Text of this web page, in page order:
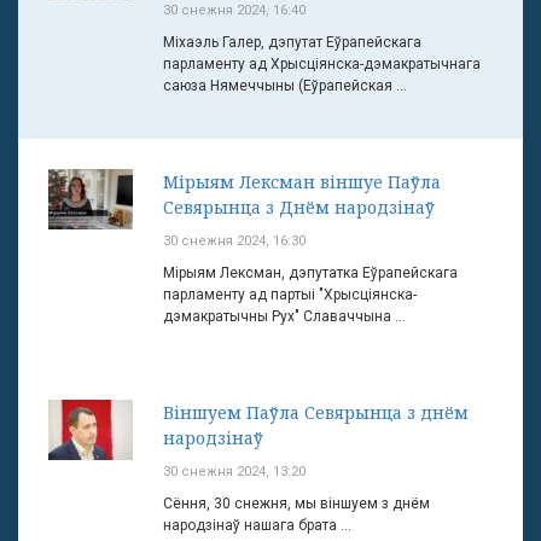
30 снежня 2024, 16:40
Міхаэль Галер, дэпутат Еўрапейскага
парламенту ад Хрысціянска-дэмакратычнага
саюза Нямеччыны (Еўрапейская ...
Мірыям Лексман віншуе Паўла
Севярынца з Днём народзінаў
30 снежня 2024, 16:30
Мірыям Лексман, дэпутатка Еўрапейскага
парламенту ад партыі "Хрысціянска-
дэмакратычны Рух" Славаччына ...
Віншуем Паўла Севярынца з днём
народзінаў
30 снежня 2024, 13:20
Сёння, 30 снежня, мы віншуем з днём
народзінаў нашага брата ...